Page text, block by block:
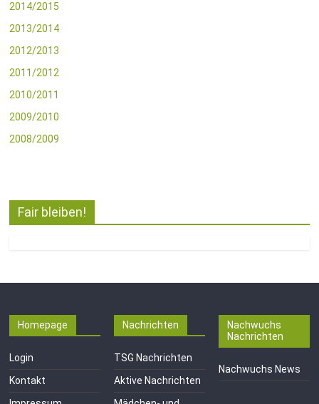
2014/2015
2013/2014
2012/2013
2011/2012
2010/2011
2009/2010
2008/2009
Fair bleiben!
Homepage
Login
Kontakt
Nachrichten
TSG Nachrichten
Aktive Nachrichten
Nachwuchs
Nachrichten
Nachwuchs News